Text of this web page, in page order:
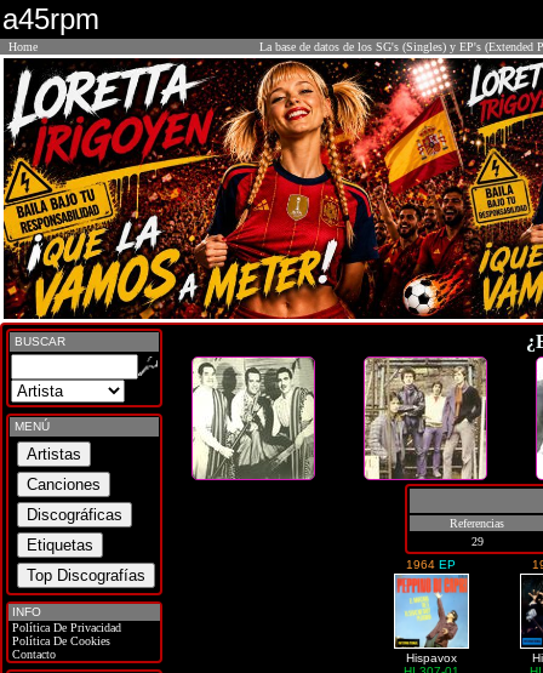
a45rpm
Home La base de datos de los SG's (Singles) y EP's (Extended
BUSCAR
MENÚ
INFO
Política De Privacidad
Política De Cookies
Contacto
Referencias
29
1964EP
Hispavox